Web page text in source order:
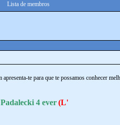
Lista de membros
te para que te possamos conhecer
4 ever(L'